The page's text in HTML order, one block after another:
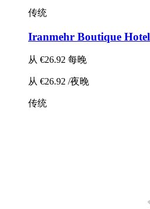
传统
Iranmehr Boutique Hotel
从 €26.92 每晚
从 €26.92 /夜晚
传统